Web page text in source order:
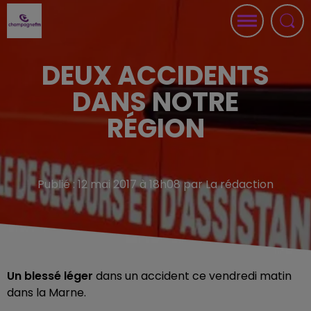
DEUX ACCIDENTS
DANS NOTRE
RÉGION
Publié : 12 mai 2017 à 18h08 par La rédaction
Un blessé léger dans un accident ce vendredi matin
dans la Marne.